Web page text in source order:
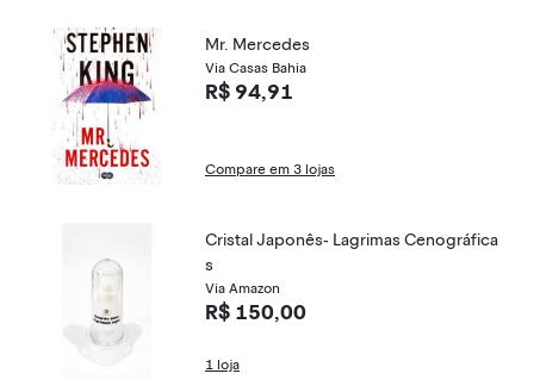
Mr. Mercedes
Via Casas Bahia
R$ 94,91
Compare em 3 lojas
Cristal Japonês- Lagrimas Cenográfica
s
Via Amazon
R$ 150,00
1 loja